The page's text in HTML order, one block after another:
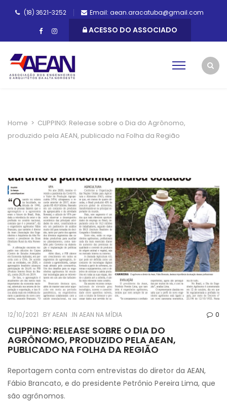
(18) 3621-3252 Email: aean.aracatuba@gmail.com
ACESSO DO ASSOCIADO
Home > CLIPPING: Release sobre o Dia do Agrônomo,
produzido pela AEAN, publicado na Folha da Região
12/10/2021 BYAEAN IN AEAN NA MÍDIA 0
CLIPPING: RELEASE SOBRE O DIA DO
AGRÔNOMO, PRODUZIDO PELA AEAN,
PUBLICADO NA FOLHA DA REGIÃO
Reportagem conta com entrevistas do diretor da AEAN,
Fábio Brancato, e do presidente Petrônio Pereira Lima, que
são agrônomos.